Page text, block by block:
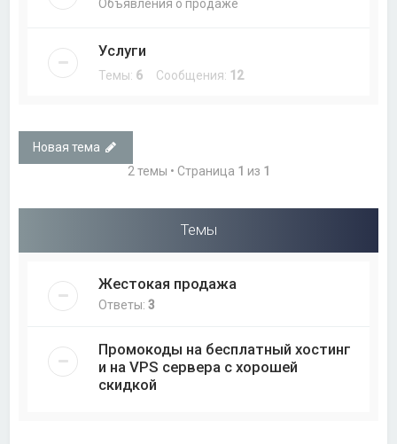
Объявления о продаже
Услуги
Темы: 6 Сообщения: 12
Новая тема
2 темы • Страница 1 из 1
Темы
Жестокая продажа
Ответы:3
Промокоды на бесплатный хостинг
и на VPS сервера с хорошей
скидкой